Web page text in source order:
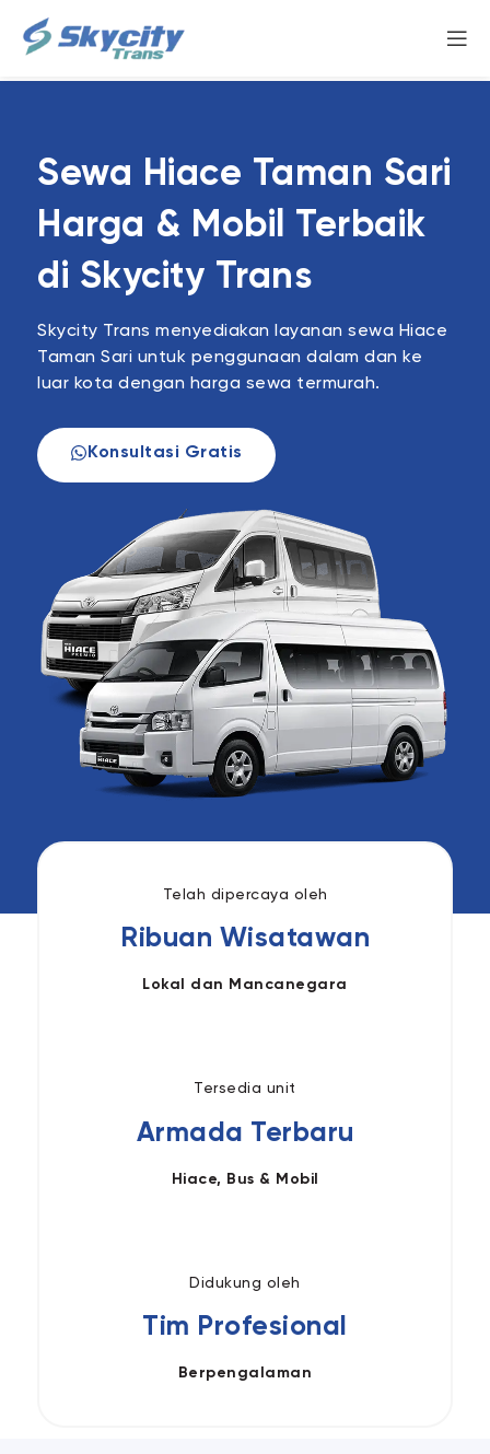
Sewa Hiace Taman Sari
Harga & Mobil Terbaik
di Skycity Trans
Skycity Trans menyediakan layanan sewa Hiace
Taman Sari untuk penggunaan dalam dan ke
luar kota dengan harga sewa termurah.
Konsultasi Gratis
Telah dipercaya oleh
Ribuan Wisatawan
Lokal dan Mancanegara
Tersedia unit
Armada Terbaru
Hiace, Bus & Mobil
Didukung oleh
Tim Profesional
Berpengalaman